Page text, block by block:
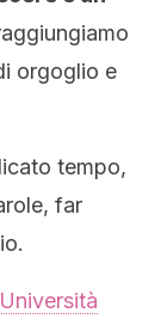
orgoglio e
tempo,
far
Università